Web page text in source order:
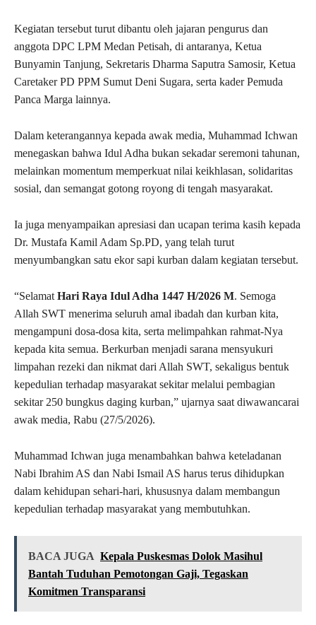
Kegiatan tersebut turut dibantu oleh jajaran pengurus dan
anggota DPC LPM Medan Petisah, di antaranya, Ketua
Bunyamin Tanjung, Sekretaris Dharma Saputra Samosir, Ketua
Caretaker PD PPM Sumut Deni Sugara, serta kader Pemuda
Panca Marga lainnya.
Dalam keterangannya kepada awak media, Muhammad Ichwan
menegaskan bahwa Idul Adha bukan sekadar seremoni tahunan,
melainkan momentum memperkuat nilai keikhlasan, solidaritas
sosial, dan semangat gotong royong di tengah masyarakat.
Ia juga menyampaikan apresiasi dan ucapan terima kasih kepada
Dr. Mustafa Kamil Adam Sp.PD, yang telah turut
menyumbangkan satu ekor sapi kurban dalam kegiatan tersebut.
“Selamat Hari Raya Idul Adha 1447 H/2026 M. Semoga
Allah SWT menerima seluruh amal ibadah dan kurban kita,
mengampuni dosa-dosa kita, serta melimpahkan rahmat-Nya
kepada kita semua. Berkurban menjadi sarana mensyukuri
limpahan rezeki dan nikmat dari Allah SWT, sekaligus bentuk
kepedulian terhadap masyarakat sekitar melalui pembagian
sekitar 250 bungkus daging kurban,” ujarnya saat diwawancarai
awak media, Rabu (27/5/2026).
Muhammad Ichwan juga menambahkan bahwa keteladanan
Nabi Ibrahim AS dan Nabi Ismail AS harus terus dihidupkan
dalam kehidupan sehari-hari, khususnya dalam membangun
kepedulian terhadap masyarakat yang membutuhkan.
BACA JUGA Kepala Puskesmas Dolok Masihul
Bantah Tuduhan Pemotongan Gaji, Tegaskan
Komitmen Transparansi